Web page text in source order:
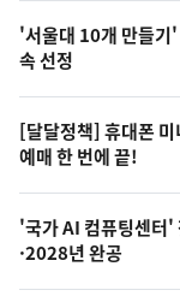
오
늘
의
영
상
오
'서울대 10개 만들
속 선정
[달달정책] 휴대폰
예매 한 번에 끝!
'국가 AI 컴퓨팅센
·2028년 완공